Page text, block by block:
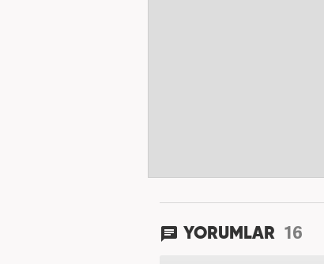
YORUMLAR 16